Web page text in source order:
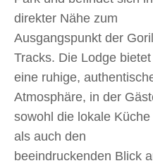
direkter Nähe zum
Ausgangspunkt der
Tracks. Die Lodge bietet
eine ruhige,
Atmosphäre, in der
sowohl die lokale Küche
als auch den
beeindruckenden Blick